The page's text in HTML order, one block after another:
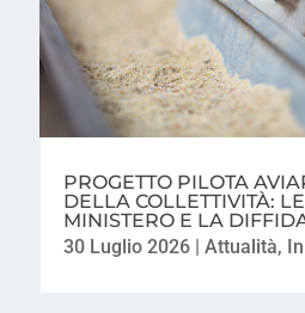
PROGETTO PILOTA
DELLA COLLETTIVITÀ:
MINISTERO E LA
30 Luglio 2026| Attualità,